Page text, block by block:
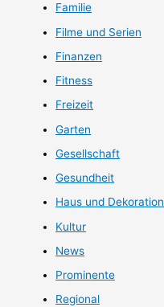
Familie
Filme und Serien
Finanzen
Fitness
Freizeit
Garten
Gesellschaft
Gesundheit
Haus und Dekoration
Kultur
News
Prominente
Regional